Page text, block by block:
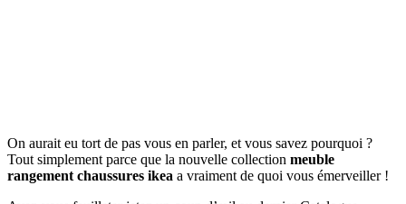
On aurait eu tort de pas vous en parler, et vous savez pourquoi ?
Tout simplement parce que la nouvelle collection meuble
rangement chaussures ikea a vraiment de quoi vous émerveiller !